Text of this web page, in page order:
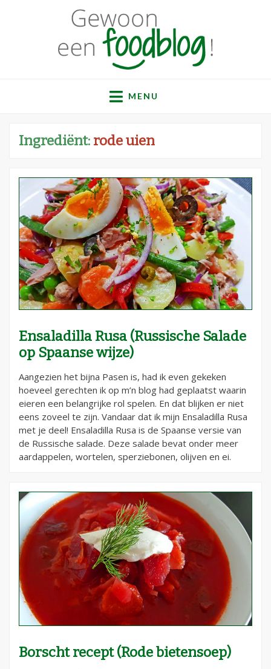
Gewoon een
foodblog!
recepten
MENU
Ingrediënt: rode uien
Ensaladilla Rusa (Russische Salade
op Spaanse wijze)
Aangezien het bijna Pasen is, had ik even gekeken
hoeveel gerechten ik op m’n blog had geplaatst waarin
eieren een belangrijke rol spelen. En dat blijken er niet
eens zoveel te zijn. Vandaar dat ik mijn Ensaladilla Rusa
met je deel! Ensaladilla Rusa is de Spaanse versie van
de Russische salade. Deze salade bevat onder meer
aardappelen, wortelen, sperziebonen, olijven en ei.
Borscht recept (Rode bietensoep)